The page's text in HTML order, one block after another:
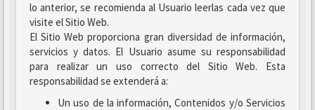
lo anterior, se recomienda al Usuario leerlas cada vez que
visite el Sitio Web.
El Sitio Web proporciona gran diversidad de información,
servicios y datos. El Usuario asume su responsabilidad
para realizar un uso correcto del Sitio Web. Esta
responsabilidad se extenderá a:
Un uso de la información, Contenidos y/o Servicios